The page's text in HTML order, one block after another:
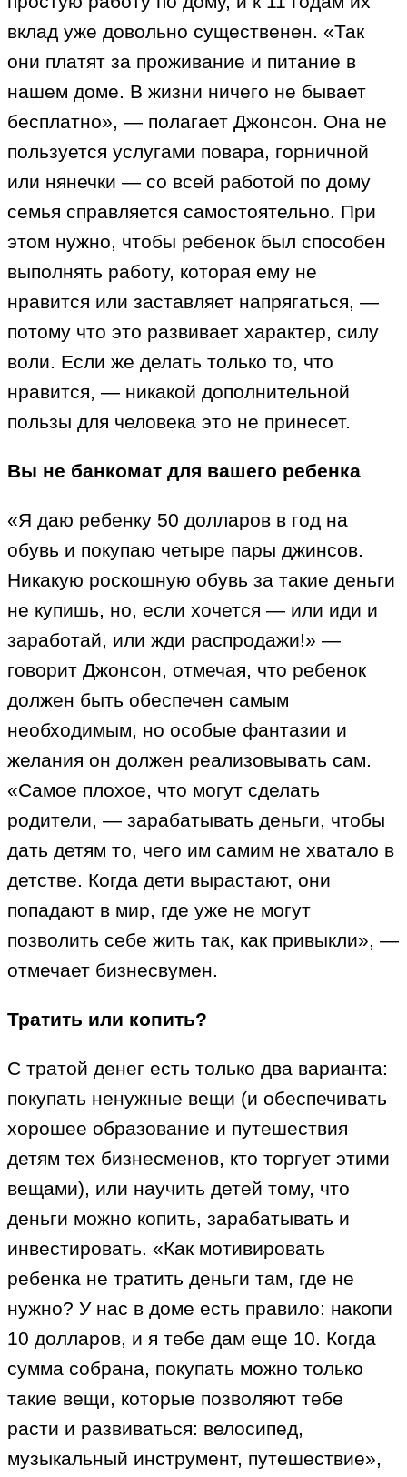
вклад уже довольно существенен. «Так
они платят за проживание и питание в
нашем доме. В жизни ничего не бывает
бесплатно», — полагает Джонсон. Она не
пользуется услугами повара, горничной
или нянечки — со всей работой по дому
семья справляется самостоятельно. При
этом нужно, чтобы ребенок был способен
выполнять работу, которая ему не
нравится или заставляет напрягаться, —
потому что это развивает характер, силу
воли. Если же делать только то, что
нравится, — никакой дополнительной
пользы для человека это не принесет.
Вы не банкомат для вашего ребенка
«Я даю ребенку 50 долларов в год на
обувь и покупаю четыре пары джинсов.
Никакую роскошную обувь за такие деньги
не купишь, но, если хочется — или иди и
заработай, или жди распродажи!» —
говорит Джонсон, отмечая, что ребенок
должен быть обеспечен самым
необходимым, но особые фантазии и
желания он должен реализовывать сам.
«Самое плохое, что могут сделать
родители, — зарабатывать деньги, чтобы
дать детям то, чего им самим не хватало в
детстве. Когда дети вырастают, они
попадают в мир, где уже не могут
позволить себе жить так, как привыкли», —
отмечает бизнесвумен.
Тратить или копить?
С тратой денег есть только два варианта:
покупать ненужные вещи (и обеспечивать
хорошее образование и путешествия
детям тех бизнесменов, кто торгует этими
вещами), или научить детей тому, что
деньги можно копить, зарабатывать и
инвестировать. «Как мотивировать
ребенка не тратить деньги там, где не
нужно? У нас в доме есть правило: накопи
10 долларов, и я тебе дам еще 10. Когда
сумма собрана, покупать можно только
такие вещи, которые позволяют тебе
расти и развиваться: велосипед,
музыкальный инструмент, путешествие»,